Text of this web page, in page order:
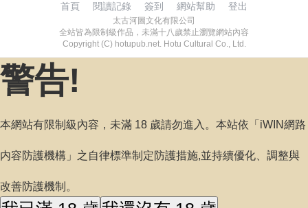
首頁 閱讀記錄 簽到 網站幫助 登出
太古河圖文化有限公司
全站皆為限制級作品，未滿十八歲禁止瀏覽網站內容
Copyright (C) hotupub.net. Hotu Cultural Co., Ltd.
警告!
本網站有限制級內容，未滿 18 歲請勿進入。本站依「iWIN網路
内容防護機構」之自律標準制定防護措施,並持續優化、調整與
改善防護機制。